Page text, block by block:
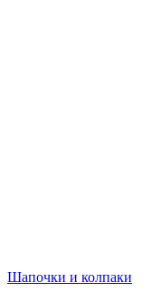
Шапочки и колпаки